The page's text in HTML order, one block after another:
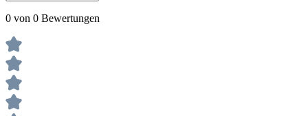
0 von 0 Bewertungen